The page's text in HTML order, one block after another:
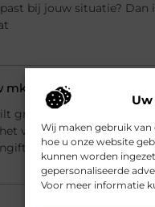
Wij maken gebruik
hoe u onze website
kunnen worden
gepersonaliseerde
Voor meer informatie
bij jouw situatie? Dan
bedrijf met een
groeien, betere keuzes
vaak dat financiële
moet worden